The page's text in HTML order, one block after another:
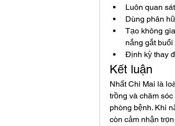
Luôn quan
Dùng phân
Tạo không
nắng gắt buổi
Định kỳ thay
Kết luận
Nhất Chi Mai là
trồng và chăm
phòng bệnh. Khi
còn cảm nhận